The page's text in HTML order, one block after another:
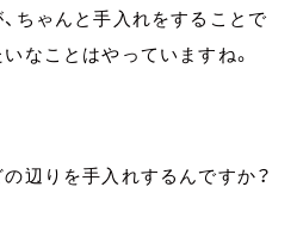
ちゃんと手入れをすることで
なことはやっていますね。
辺りを手入れするんですか？